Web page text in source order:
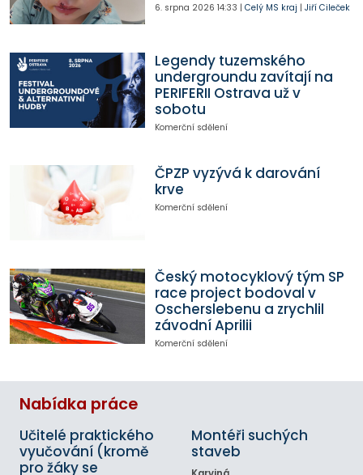
6. srpna 2026 14:33 | Celý MS kraj | Jiří Cileček
Legendy tuzemského
undergroundu zavítají na
PERIFERII Ostrava už v
sobotu
Komerční sdělení
ČPZP vyzývá k darování
krve
Komerční sdělení
Český motocyklový tým SP
race project bodoval v
Oscherslebenu a zrychlil
závodní Aprilii
Komerční sdělení
Nabídka práce
Učitelé praktického
vyučování (kromě
pro žáky se
Montéři suchých
staveb